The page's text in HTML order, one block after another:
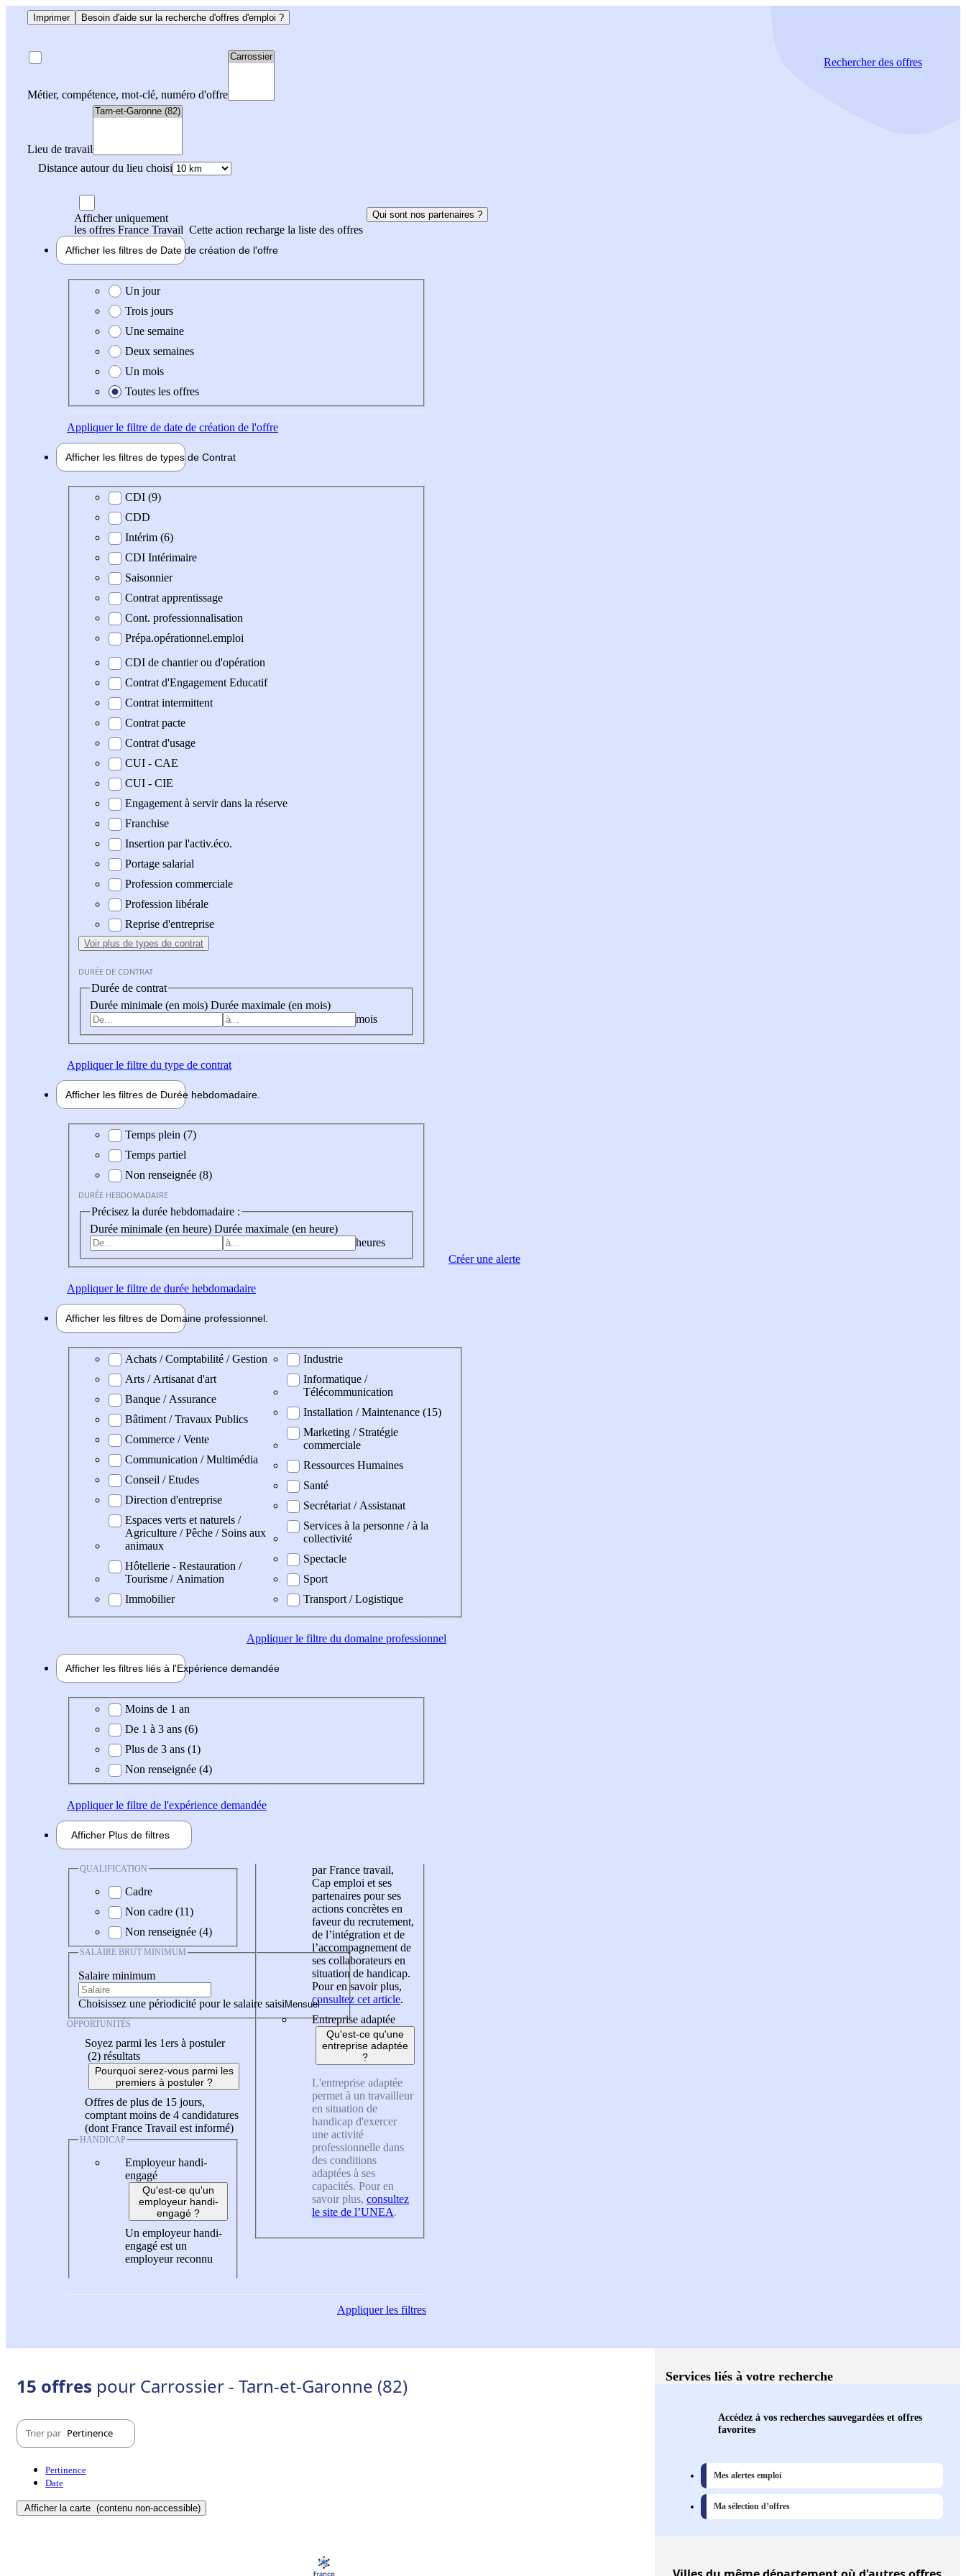
Imprimer Besoin d'aide sur la recherche d'offres d'emploi ?
Métier, compétence, mot-clé, numéro d'offre
Lieu de travail
Distance autour du lieu choisi
Rechercherdes offres
Afficher uniquement
les offres France Travail Cette action recharge la liste des offres
Qui sont nos partenaires ?
Afficher les filtres de Date de création de l'offre
Date de création de l'offre
Un jour
Trois jours
Une semaine
Deux semaines
Un mois
Toutes les offres
Appliquerle filtre de date de création de l'offre
Afficher les filtres de types de Contrat
Type de contrat
CDI (9)
CDD
Intérim (6)
CDI Intérimaire
Saisonnier
Contrat apprentissage
Cont. professionnalisation
Prépa.opérationnel.emploi
CDI de chantier ou d'opération
Contrat d'Engagement Educatif
Contrat intermittent
Contrat pacte
Contrat d'usage
CUI - CAE
CUI - CIE
Engagement à servir dans la réserve
Franchise
Insertion par l'activ.éco.
Portage salarial
Profession commerciale
Profession libérale
Reprise d'entreprise
Voir plus de types de contrat
DURÉE DE CONTRAT
Durée de contrat
Durée minimale (en mois) Durée maximale (en mois)
mois
Appliquerle filtre du type de contrat
Afficher les filtres de Durée hebdomadaire
Durée hebdomadaire
Temps plein (7)
Temps partiel
Non renseignée (8)
DURÉE HEBDOMADAIRE
Précisez la durée hebdomadaire :
Durée minimale (en heure) Durée maximale (en heure)
heures
Appliquerle filtre de durée hebdomadaire
Afficher les filtres de Domaine professionnel
Domaine professionel
Achats / Comptabilité / Gestion
Arts / Artisanat d'art
Banque / Assurance
Bâtiment / Travaux Publics
Commerce / Vente
Communication / Multimédia
Conseil / Etudes
Direction d'entreprise
Espaces verts et naturels /
Agriculture / Pêche / Soins aux
animaux
Hôtellerie - Restauration /
Tourisme / Animation
Immobilier
Industrie
Informatique /
Télécommunication
Installation / Maintenance (15)
Marketing / Stratégie
commerciale
Ressources Humaines
Santé
Secrétariat / Assistanat
Services à la personne / à la
collectivité
Spectacle
Sport
Transport / Logistique
Appliquerle filtre du domaine professionnel
Afficher les filtres liés à l'Expérience demandée
Expérience demandée
Moins de 1 an
De 1 à 3 ans (6)
Plus de 3 ans (1)
Non renseignée (4)
Appliquerle filtre de l'expérience demandée
Afficher Plus de filtres
QUALIFICATION
Cadre
Non cadre (11)
Non renseignée (4)
SALAIRE BRUT MINIMUM
Salaire minimum
Choisissez une périodicité pour le salaire saisi
OPPORTUNITÉS
Soyez parmi les 1ers à postuler
(2) résultats
Pourquoi serez-vous parmi les
premiers à postuler ?
Offres de plus de 15 jours,
comptant moins de 4 candidatures
(dont France Travail est informé)
HANDICAP
Employeur handi-
engagé
Qu'est-ce qu'un
employeur handi-
engagé ?
Un employeur handi-
engagé est un
employeur reconnu
par France travail,
Cap emploi et ses
partenaires pour ses
actions concrètes en
faveur du recrutement,
de l’intégration et de
l’accompagnement de
ses collaborateurs en
situation de handicap.
Pour en savoir plus,
consultez cet article.
Entreprise adaptée
Qu'est-ce qu'une
entreprise adaptée
?
L'entreprise adaptée
permet à un travailleur
en situation de
handicap d'exercer
une activité
professionnelle dans
des conditions
adaptées à ses
capacités. Pour en
savoir plus, consultez
le site de l’UNEA.
Appliquerles filtres
Créer une alerte
15 offres pour Carrossier - Tarn-et-Garonne (82)
Trier par Pertinence
Pertinence
Date
Afficher la carte (contenu non-accessible)
Services liés à votre recherche
Accédez à vos recherches sauvegardées et offres
favorites
Mes alertes emploi
Ma sélection d’offres